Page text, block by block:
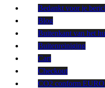
Bedankt voor je
Blog
Buitenkant van het
Buitenreiniging
Cart
Checkout
CO2 conform